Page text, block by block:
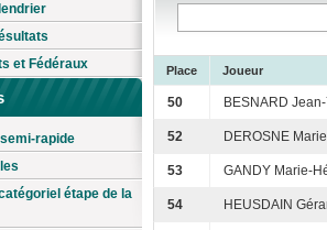
et Fédéraux
rapide
étape de la
Place Joueur
50 BESNARD
52 DEROSNE
53 GANDY Marie-
54 HEUSDAIN